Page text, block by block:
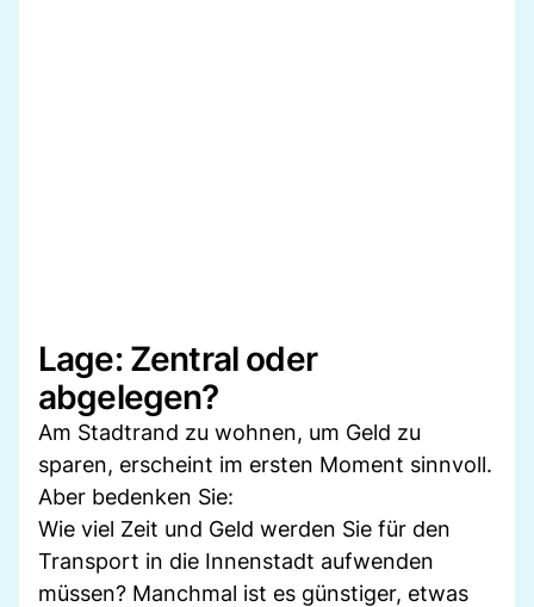
Lage: Zentral oder
abgelegen?
Am Stadtrand zu wohnen, um Geld zu
sparen, erscheint im ersten Moment sinnvoll.
Aber bedenken Sie:
Wie viel Zeit und Geld werden Sie für den
Transport in die Innenstadt aufwenden
müssen? Manchmal ist es günstiger, etwas